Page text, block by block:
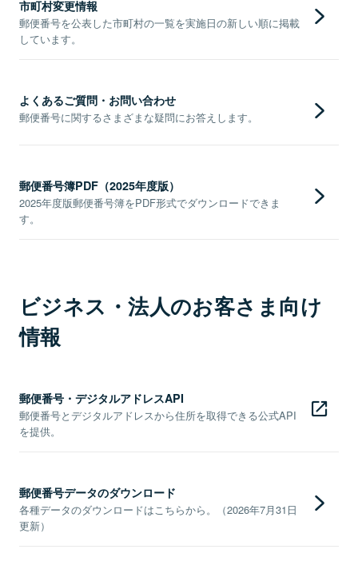
市町村変更情報
郵便番号を公表した市町村の一覧を実施日の新しい順に掲載
しています。
よくあるご質問・お問い合わせ
郵便番号に関するさまざまな疑問にお答えします。
郵便番号簿PDF（2025年度版）
2025年度版郵便番号簿をPDF形式でダウンロードできま
す。
ビジネス・法人のお客さま向け
情報
郵便番号・デジタルアドレスAPI
郵便番号とデジタルアドレスから住所を取得できる公式API
を提供。
郵便番号データのダウンロード
各種データのダウンロードはこちらから。（2026年7月31日
更新）